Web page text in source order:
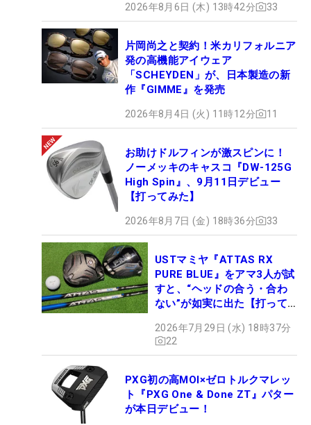
2026年8月6日 (木) 13時42分 33
片岡尚之と契約！米カリフォルニア
発の高機能アイウェア
「SCHEYDEN」が、日本製造の新
作『GIMME』を発売
2026年8月4日 (火) 11時12分 11
お助けドルフィンが激スピンに！
ノーメッキのキャスコ『DW-125G
High Spin』、9月11日デビュー
【打ってみた】
2026年8月7日 (金) 18時36分 33
USTマミヤ『ATTAS RX
PURE BLUE』をアマ3人が試
すと、“ヘッドの合う・合わ
ない”が如実に出た【打って
2026年7月29日 (水) 18時37分
22
PXG初の高MOI×ゼロトルクマレッ
ト『PXG One & Done ZT』パター
が本日デビュー！